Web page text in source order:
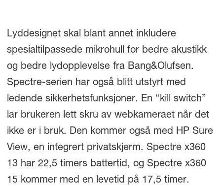
Lyddesignet skal blant annet inkludere
spesialtilpassede mikrohull for bedre akustikk
og bedre lydopplevelse fra Bang&Olufsen.
Spectre-serien har også blitt utstyrt med
ledende sikkerhetsfunksjoner. En “kill switch”
lar brukeren lett skru av webkameraet når det
ikke er i bruk. Den kommer også med HP Sure
View, en integrert privatskjerm. Spectre x360
13 har 22,5 timers battertid, og Spectre x360
15 kommer med en levetid på 17,5 timer.